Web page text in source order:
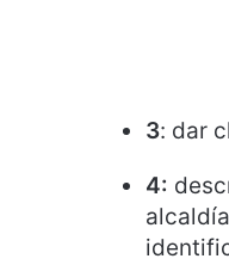
3: dar
4: